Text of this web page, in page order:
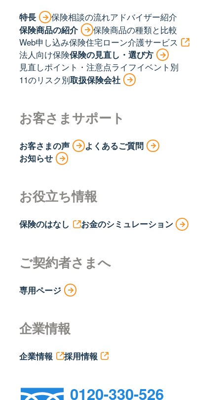
特長 保険相談の流れアドバイザー紹介
保険商品の紹介
保険商品の種類と比較
Web申し込み保険住宅ローン介護サービス
法人向け保険保険の見直し・選び方
見直しポイント・注意点ライフイベント別
11のリスク別取扱保険会社
お客さまサポート
お客さまの声
よくあるご質問
お知らせ
お役立ち情報
保険のはなし お金のシミュレーション
ご契約者さまへ
専用ページ
企業情報
企業情報 採用情報
0120-330-526